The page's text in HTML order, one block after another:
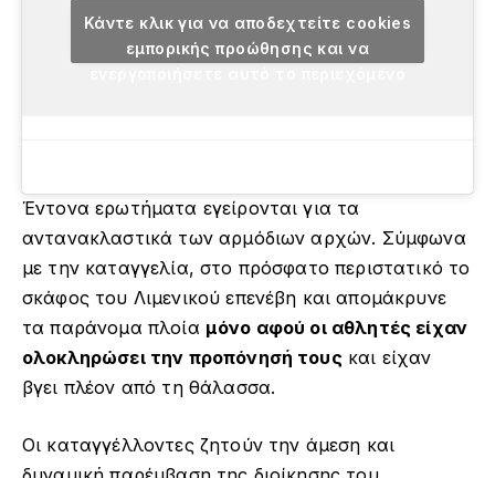
Κάντε κλικ για να αποδεχτείτε cookies
εμπορικής προώθησης και να
Έντονα ερωτήματα εγείρονται για τα
αντανακλαστικά των αρμόδιων αρχών. Σύμφωνα
με την καταγγελία, στο πρόσφατο περιστατικό το
σκάφος του Λιμενικού επενέβη και απομάκρυνε
τα παράνομα πλοία μόνο αφού οι αθλητές είχαν
ολοκληρώσει την προπόνησή τουςκαι είχαν
βγει πλέον από τη θάλασσα.
Οι καταγγέλλοντες ζητούν την άμεση και